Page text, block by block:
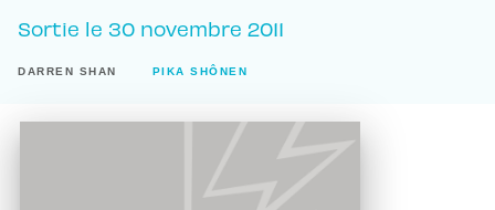
Sortie le 30 novembre 2011
DARREN SHAN PIKA SHÔNEN